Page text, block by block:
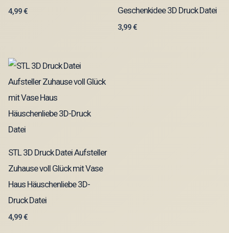
4,99€
Geschenkidee 3D Druck Datei
3,99€
STL 3D Druck Datei Aufsteller
Zuhause voll Glück mit Vase
Haus Häuschenliebe 3D-
Druck Datei
4,99€